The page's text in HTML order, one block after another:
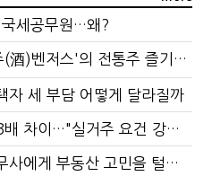
세공무원…왜?
막걸리를 하이볼처럼?…'주(酒)벤저스'의 전통주 즐기는 법
세 부담 어떻게 달라질까
1주택자도 양도세 최대 6.3배 차이…"실거주 요건 강화하자"
"어떤 건물을 팔까요"…세무사에게 부동산 고민을 털어놓는 이유